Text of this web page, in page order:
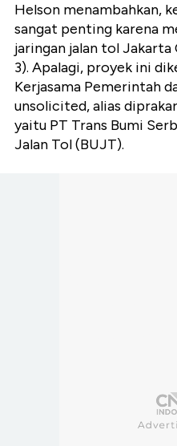
Helson menambahkan,
sangat penting karena
jaringan jalan tol Jakarta
3). Apalagi, proyek ini
Kerjasama Pemerintah
unsolicited, alias
yaitu PT Trans Bumi
Jalan Tol (BUJT).